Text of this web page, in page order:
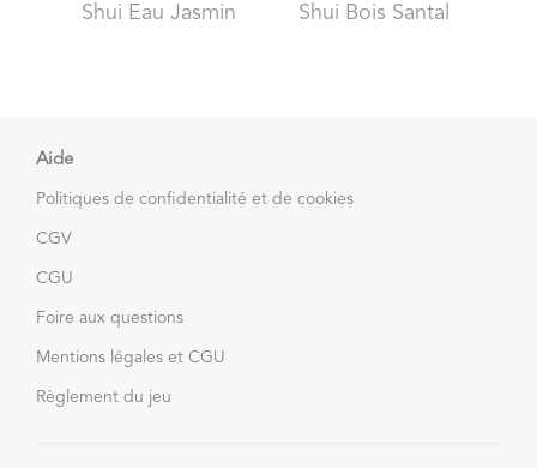
Shui Eau Jasmin
Shui Bois Santal
Aide
Politiques de confidentialité et de cookies
CGV
CGU
Foire aux questions
Mentions légales et CGU
Règlement du jeu